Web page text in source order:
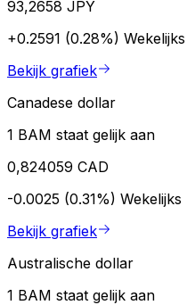
93,2658 JPY
+0.2591 (0.28%) Wekelijks
Bekijk grafiek
Canadese dollar
1 BAM staat gelijk aan
0,824059 CAD
-0.0025 (0.31%) Wekelijks
Bekijk grafiek
Australische dollar
1 BAM staat gelijk aan